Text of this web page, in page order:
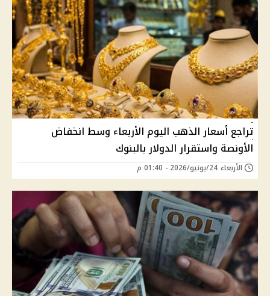
تراجع أسعار الذهب اليوم الأربعاء وسط انخفاض
الأونصة واستقرار الدولار بالبنوك
الأربعاء 24/يونيو/2026 - 01:40 م